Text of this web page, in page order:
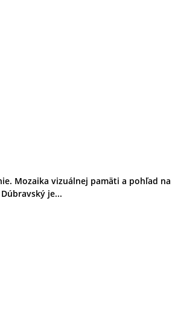
Mozaika vizuálnej pamäti a pohľad na
je...